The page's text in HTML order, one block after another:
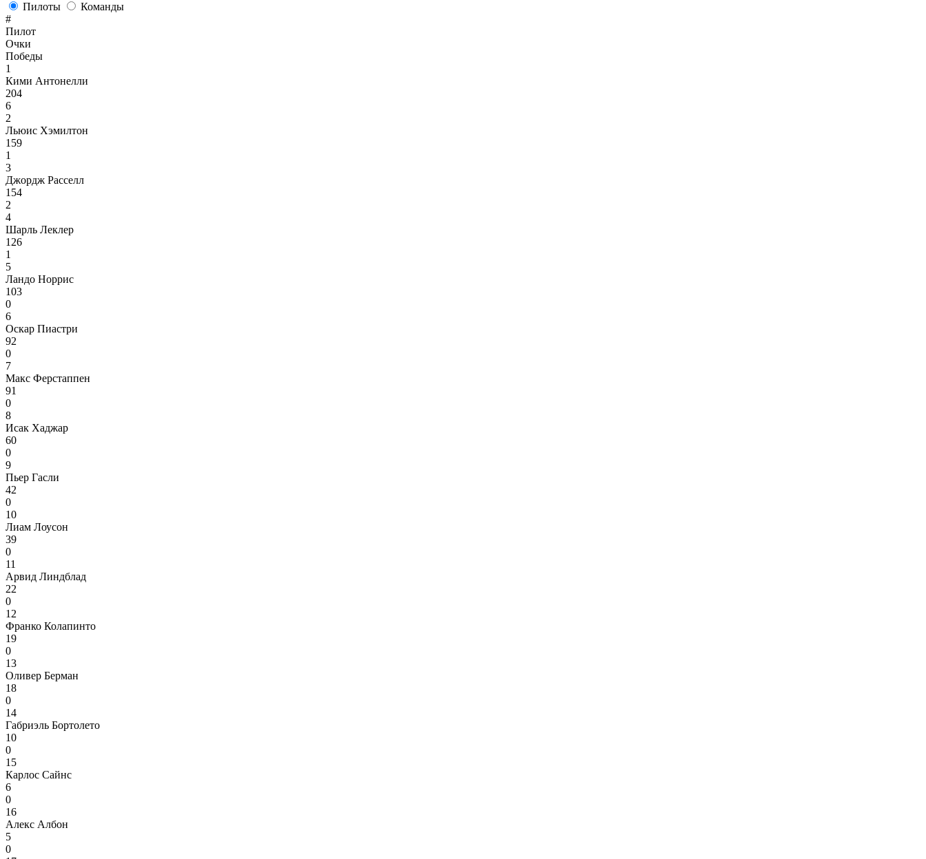
Пилоты
Команды
#
Пилот
Очки
Победы
1
Кими Антонелли
204
6
2
Льюис Хэмилтон
159
1
3
Джордж Расселл
154
2
4
Шарль Леклер
126
1
5
Ландо Норрис
103
0
6
Оскар Пиастри
92
0
7
Макс Ферстаппен
91
0
8
Исак Хаджар
60
0
9
Пьер Гасли
42
0
10
Лиам Лоусон
39
0
11
Арвид Линдблад
22
0
12
Франко Колапинто
19
0
13
Оливер Берман
18
0
14
Габриэль Бортолето
10
0
15
Карлос Сайнс
6
0
16
Алекс Албон
5
0